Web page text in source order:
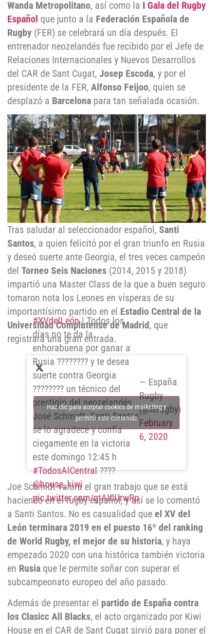
Wanda Metropolitano, así como la I Gala del Rugby
Español que junto a la Federación Española de
Rugby (FER) se celebrará un día después. El
entrenador neozelandés fue recibido por el Jefe de
Relaciones Internacionales y Nuevos Desarrollos
del CAR de Sant Cugat, Josep Escoda, y por el
presidente de la FER, Alfonso Feijoo, quien se
desplazó a Barcelona para tan señalada ocasión.
Tras saludar al seleccionador español, Santi
Santos, a quien felicitó por el gran triunfo en Rusia
y deseó suerte ante Georgia, el tres veces campeón
del Torneo Seis Naciones (2014, 2015 y 2018)
impartió una Master Class de la que a buen seguro
tomaron nota los Leones en vísperas de su
importantísimo partido en el Estadio Central de la
Universidad Complutense de Madrid, que
registrará una gran entrada.
#XVdelLeón| Todos los
días no te da la
enhorabuena por ganar a
Rusia ???????? y te desea
suerte contra Georgia
???????? un técnico del
prestigio del neozelandés
José Schmidt. Santi Santos
se lo agradece y confía
ciegamente en la victoria
este domingo 12:45 h
#TodosAlCentral????
@house_kiwi
pic.twitter.com/gtAI0UrwRp
— España
Rugby
(@ferugby)
February
6, 2020
Haz clic para aceptar cookies de marketing y
permitir este contenido
Joe Schmidt valora el gran trabajo que se está
haciendo en el rugby español, y así se lo comentó
a Santi Santos. No es casualidad que el XV del
León terminara 2019 en el puesto 16º del ranking
de World Rugby, el mejor de su historia, y haya
empezado 2020 con una histórica también victoria
en Rusia que le permite soñar con superar el
subcampeonato europeo del año pasado.
Además de presentar el partido de España contra
los Clasicc All Blacks, el acto organizado por Kiwi
House en el CAR de Sant Cugat sirvió para poner el